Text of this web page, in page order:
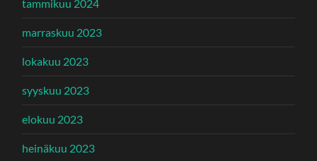
tammikuu 2024
marraskuu 2023
lokakuu 2023
syyskuu 2023
elokuu 2023
heinäkuu 2023